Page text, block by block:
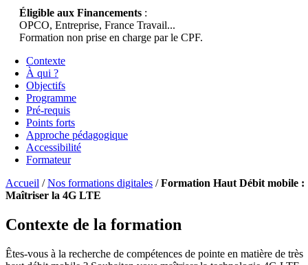
Éligible aux Financements :
OPCO, Entreprise, France Travail...
Formation non prise en charge par le CPF.
Contexte
À qui ?
Objectifs
Programme
Pré-requis
Points forts
Approche pédagogique
Accessibilité
Formateur
Accueil /Nos formations digitales /Formation Haut Débit mobile :
Maîtriser la 4G LTE
Contexte de la formation
Êtes-vous à la recherche de compétences de pointe en matière de très